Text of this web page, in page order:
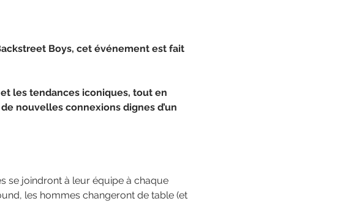
Boys, cet événement est fait
les tendances iconiques, tout en
nouvelles connexions dignes d’un
se joindront à leur équipe à chaque
les hommes changeront de table (et